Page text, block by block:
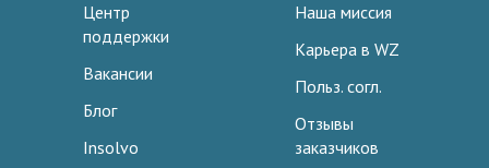
Центр
поддержки
Вакансии
Блог
Insolvo
Наша миссия
Карьера в WZ
Польз. согл.
Отзывы
заказчиков